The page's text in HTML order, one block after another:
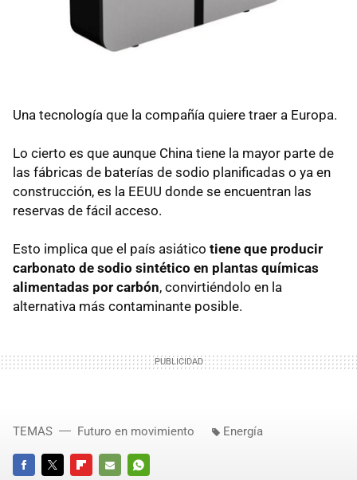
Una tecnología que la compañía quiere traer a Europa.
Lo cierto es que aunque China tiene la mayor parte de
las fábricas de baterías de sodio planificadas o ya en
construcción, es la EEUU donde se encuentran las
reservas de fácil acceso.
Esto implica que el país asiático tiene que producir
carbonato de sodio sintético en plantas químicas
alimentadas por carbón, convirtiéndolo en la
alternativa más contaminante posible.
TEMAS Futuro en movimiento Energía